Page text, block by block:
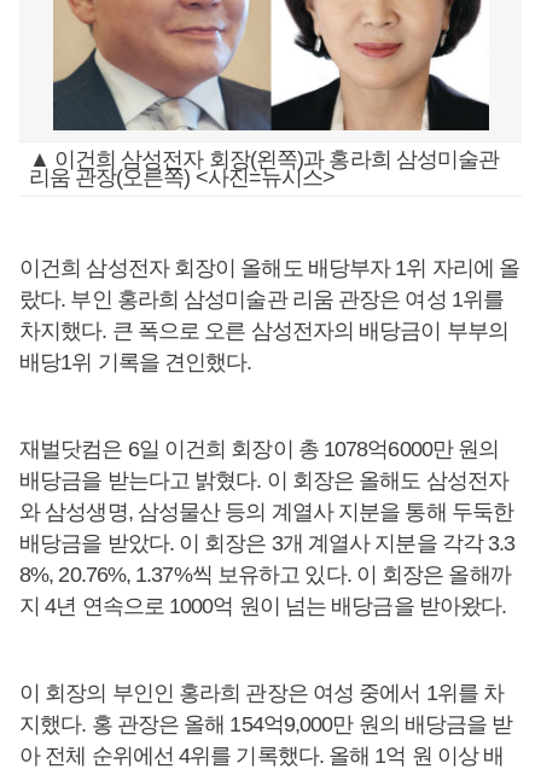
▲ 이건희 삼성전자 회장(왼쪽)과 홍라희 삼성미술관
리움 관장(오른쪽) <사진=뉴시스>
이건희 삼성전자 회장이 올해도 배당부자 1위 자리에 올
랐다. 부인 홍라희 삼성미술관 리움 관장은 여성 1위를
차지했다. 큰 폭으로 오른 삼성전자의 배당금이 부부의
배당1위 기록을 견인했다.
재벌닷컴은 6일 이건희 회장이 총 1078억6000만 원의
배당금을 받는다고 밝혔다. 이 회장은 올해도 삼성전자
와 삼성생명, 삼성물산 등의 계열사 지분을 통해 두둑한
배당금을 받았다. 이 회장은 3개 계열사 지분을 각각 3.3
8%, 20.76%, 1.37%씩 보유하고 있다. 이 회장은 올해까
지 4년 연속으로 1000억 원이 넘는 배당금을 받아왔다.
이 회장의 부인인 홍라희 관장은 여성 중에서 1위를 차
지했다. 홍 관장은 올해 154억9,000만 원의 배당금을 받
아 전체 순위에선 4위를 기록했다. 올해 1억 원 이상 배